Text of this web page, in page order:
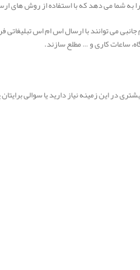
به شما می دهد که با استفاده از روش های
می توانند با ارسال اس ام اس
ساعات کاری و … مطلع سازند.
در این زمینه نیاز دارید یا سوالی